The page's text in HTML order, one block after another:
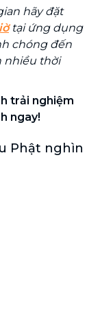
hãy đặt
tại ứng dụng
chóng đến
nhiều thời
trải nghiệm
ngay!
Phật nghìn